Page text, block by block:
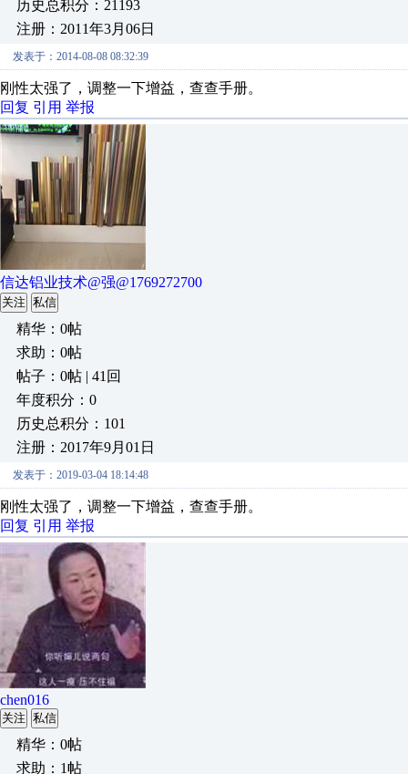
历史总积分：21193
注册：2011年3月06日
发表于：2014-08-08 08:32:39
刚性太强了，调整一下增益，查查手册。
回复 引用 举报
信达铝业技术@强@1769272700
关注 私信
精华：0帖
求助：0帖
帖子：0帖 | 41回
年度积分：0
历史总积分：101
注册：2017年9月01日
发表于：2019-03-04 18:14:48
刚性太强了，调整一下增益，查查手册。
回复 引用 举报
chen016
关注 私信
精华：0帖
求助：1帖